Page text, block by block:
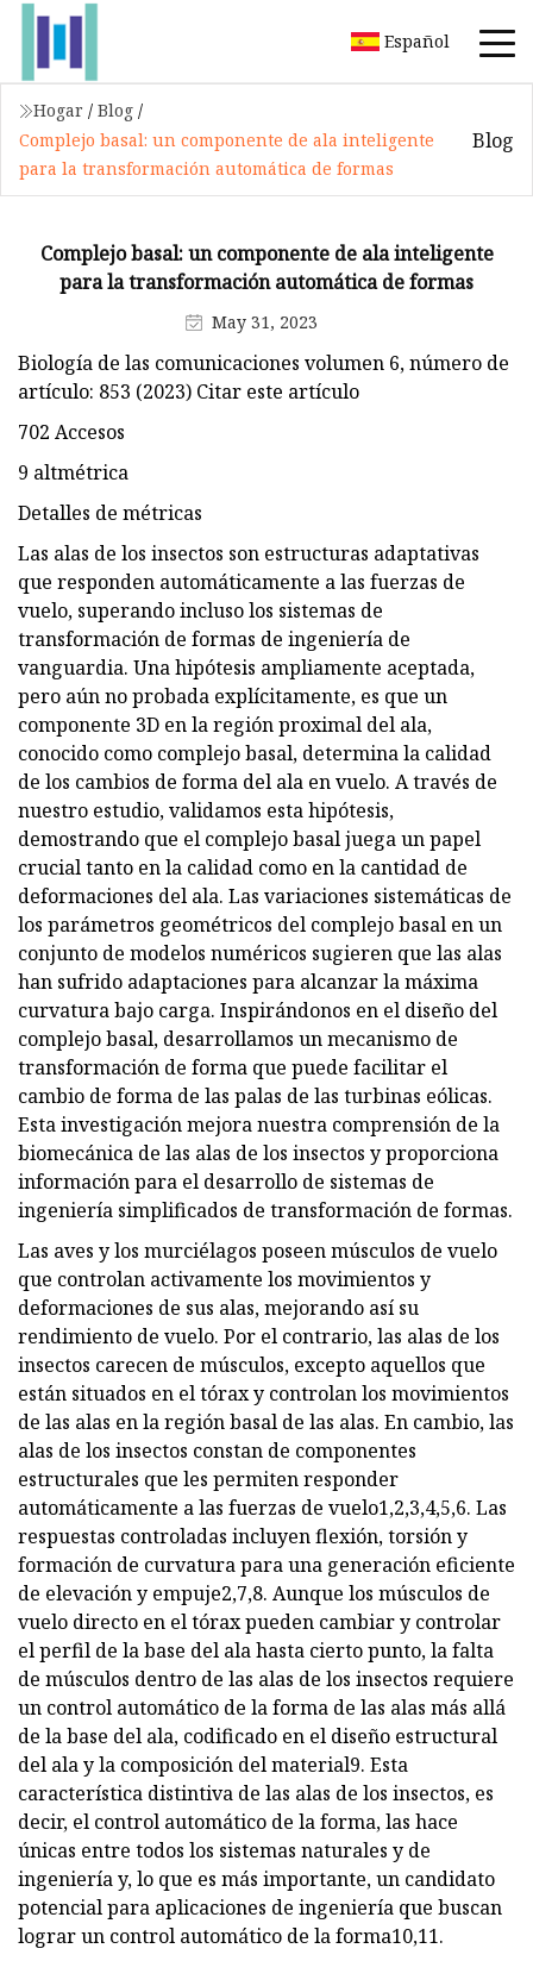
Español
Hogar / Blog /
Complejo basal: un componente de ala inteligente
para la transformación automática de formas
Blog
Complejo basal: un componente de ala inteligente
para la transformación automática de formas
May 31, 2023
Biología de las comunicaciones volumen 6, número de
artículo: 853 (2023) Citar este artículo
702 Accesos
9 altmétrica
Detalles de métricas
Las alas de los insectos son estructuras adaptativas
que responden automáticamente a las fuerzas de
vuelo, superando incluso los sistemas de
transformación de formas de ingeniería de
vanguardia. Una hipótesis ampliamente aceptada,
pero aún no probada explícitamente, es que un
componente 3D en la región proximal del ala,
conocido como complejo basal, determina la calidad
de los cambios de forma del ala en vuelo. A través de
nuestro estudio, validamos esta hipótesis,
demostrando que el complejo basal juega un papel
crucial tanto en la calidad como en la cantidad de
deformaciones del ala. Las variaciones sistemáticas de
los parámetros geométricos del complejo basal en un
conjunto de modelos numéricos sugieren que las alas
han sufrido adaptaciones para alcanzar la máxima
curvatura bajo carga. Inspirándonos en el diseño del
complejo basal, desarrollamos un mecanismo de
transformación de forma que puede facilitar el
cambio de forma de las palas de las turbinas eólicas.
Esta investigación mejora nuestra comprensión de la
biomecánica de las alas de los insectos y proporciona
información para el desarrollo de sistemas de
ingeniería simplificados de transformación de formas.
Las aves y los murciélagos poseen músculos de vuelo
que controlan activamente los movimientos y
deformaciones de sus alas, mejorando así su
rendimiento de vuelo. Por el contrario, las alas de los
insectos carecen de músculos, excepto aquellos que
están situados en el tórax y controlan los movimientos
de las alas en la región basal de las alas. En cambio, las
alas de los insectos constan de componentes
estructurales que les permiten responder
automáticamente a las fuerzas de vuelo1,2,3,4,5,6. Las
respuestas controladas incluyen flexión, torsión y
formación de curvatura para una generación eficiente
de elevación y empuje2,7,8. Aunque los músculos de
vuelo directo en el tórax pueden cambiar y controlar
el perfil de la base del ala hasta cierto punto, la falta
de músculos dentro de las alas de los insectos requiere
un control automático de la forma de las alas más allá
de la base del ala, codificado en el diseño estructural
del ala y la composición del material9. Esta
característica distintiva de las alas de los insectos, es
decir, el control automático de la forma, las hace
únicas entre todos los sistemas naturales y de
ingeniería y, lo que es más importante, un candidato
potencial para aplicaciones de ingeniería que buscan
lograr un control automático de la forma10,11.